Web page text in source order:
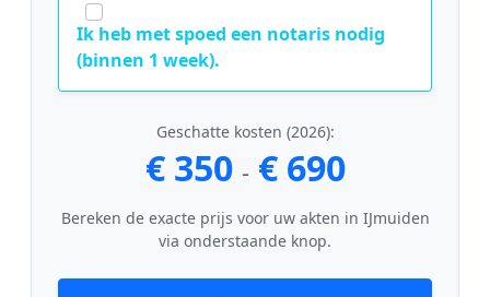
Ik heb met spoed een notaris nodig
(binnen 1 week).
Geschatte kosten (2026):
€ 350 - € 690
Bereken de exacte prijs voor uw akten in IJmuiden
via onderstaande knop.